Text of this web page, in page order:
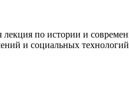
лекция по истории и
и социальных технологий